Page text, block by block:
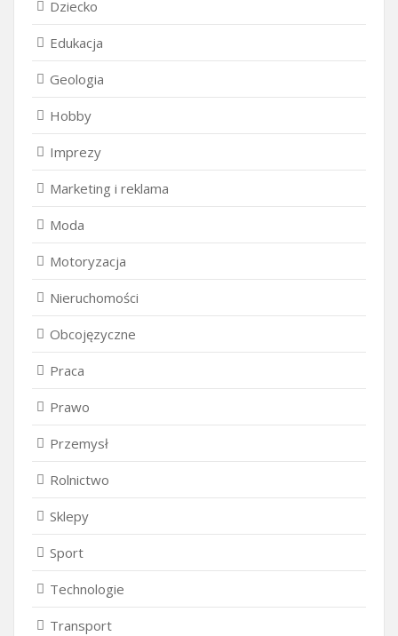
Dziecko
Edukacja
Geologia
Hobby
Imprezy
Marketing i reklama
Moda
Motoryzacja
Nieruchomości
Obcojęzyczne
Praca
Prawo
Przemysł
Rolnictwo
Sklepy
Sport
Technologie
Transport